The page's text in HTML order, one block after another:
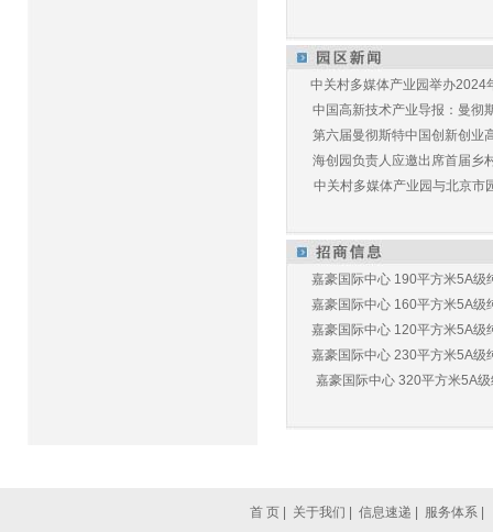
中关村多媒体产业园举办2024
中国高新技术产业导报：曼彻
第六届曼彻斯特中国创新创业
海创园负责人应邀出席首届乡
中关村多媒体产业园与北京市
嘉豪国际中心 190平方米5A级
嘉豪国际中心 160平方米5A级
嘉豪国际中心 120平方米5A级
嘉豪国际中心 230平方米5A级
嘉豪国际中心 320平方米5A
首 页 关于我们 信息速递 服务体系